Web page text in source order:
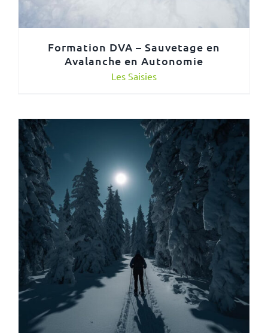
Formation DVA – Sauvetage en
Avalanche en Autonomie
Les Saisies